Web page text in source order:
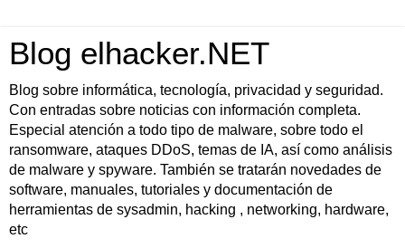
Blog elhacker.NET
Blog sobre informática, tecnología, privacidad y seguridad.
Con entradas sobre noticias con información completa.
Especial atención a todo tipo de malware, sobre todo el
ransomware, ataques DDoS, temas de IA, así como análisis
de malware y spyware. También se tratarán novedades de
software, manuales, tutoriales y documentación de
herramientas de sysadmin, hacking , networking, hardware,
etc